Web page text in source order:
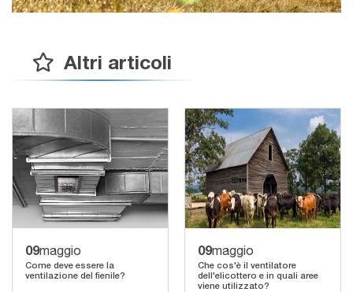
Altri articoli
09maggio
Come deve essere la
ventilazione del fienile?
09maggio
Che cos'è il ventilatore
dell'elicottero e in quali aree
viene utilizzato?